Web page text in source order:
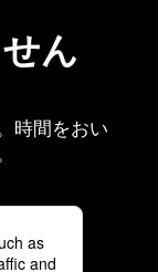
ん
時間をおい